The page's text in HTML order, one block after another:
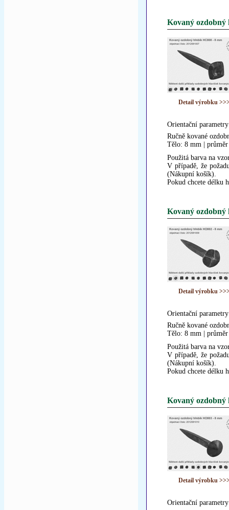
Kovaný ozdobný
Detail výrobku
Orientační
Ručně kované
Tělo: 8 mm |
Použitá barva na
V případě, že
(Nákupní košík).
Pokud chcete délku
Kovaný ozdobný
Detail výrobku
Orientační
Ručně kované
Tělo: 8 mm |
Použitá barva na
V případě, že
(Nákupní košík).
Pokud chcete délku
Kovaný ozdobný
Detail výrobku
Orientační